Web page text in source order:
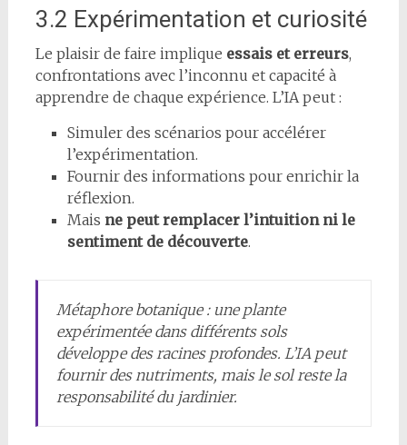
3.2 Expérimentation et curiosité
Le plaisir de faire implique essais et erreurs,
confrontations avec l’inconnu et capacité à
apprendre de chaque expérience. L’IA peut :
Simuler des scénarios pour accélérer
l’expérimentation.
Fournir des informations pour enrichir la
réflexion.
Mais ne peut remplacer l’intuition ni le
sentiment de découverte.
Métaphore botanique : une plante
expérimentée dans différents sols
développe des racines profondes. L’IA peut
fournir des nutriments, mais le sol reste la
responsabilité du jardinier.